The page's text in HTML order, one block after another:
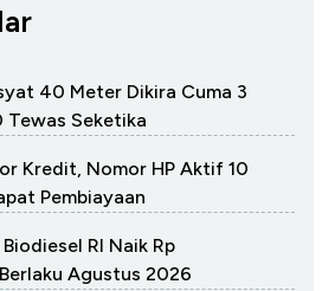
40 Meter Dikira Cuma 3
Tewas Seketika
Kredit, Nomor HP Aktif 10
Pembiayaan
RI Naik Rp
Agustus 2026